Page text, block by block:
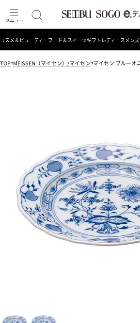
コスメ＆ビューティーフード＆スイーツギフト レディース メンズ
TOP MEISSEN（マイセン）/マイセン マイセン ブルーオ